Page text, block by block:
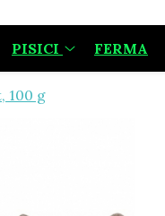
PISICI FERMA
100 g